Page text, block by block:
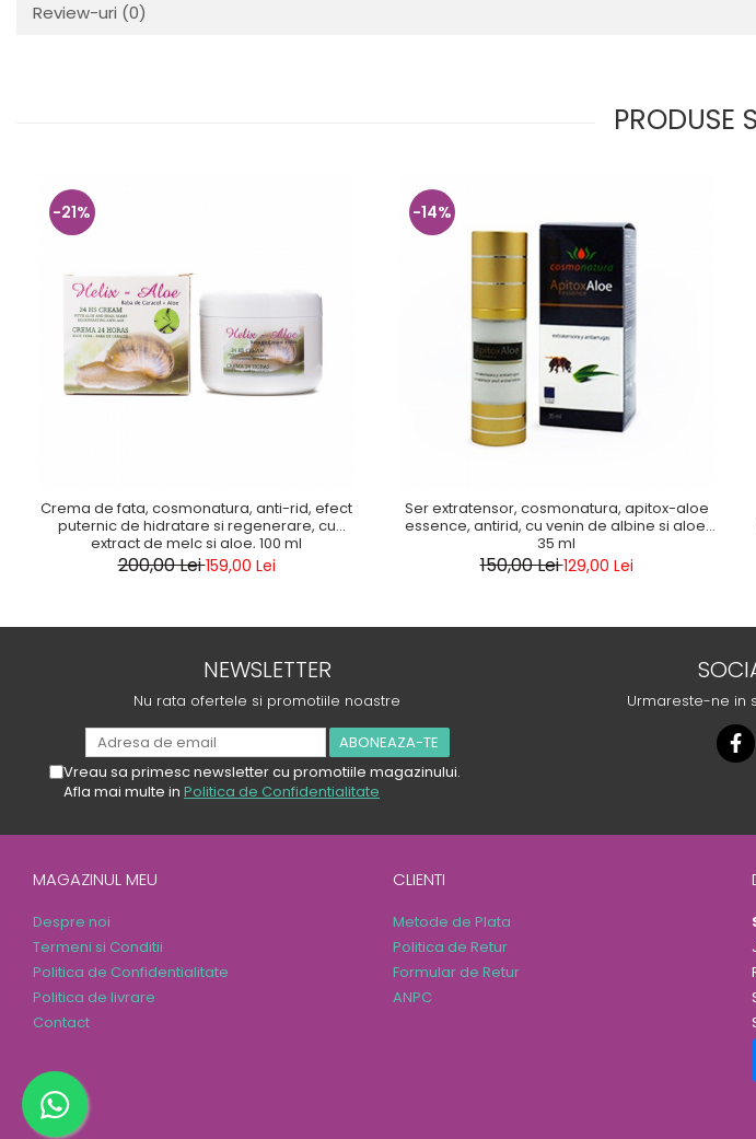
Review-uri (0)
PRODUSE
-21%
Crema de fata, cosmonatura, anti-rid, efect
puternic de hidratare si regenerare, cu
extract de melc si aloe, 100 ml
200,00 Lei159,00 Lei
-14%
Ser extratensor, cosmonatura, apitox-aloe
essence, antirid, cu venin de albine si aloe,
35 ml
150,00 Lei129,00 Lei
NEWSLETTER
Nu rata ofertele si promotiile noastre
Vreau sa primesc newsletter cu promotiile magazinului.
Afla mai multe in Politica de Confidentialitate
Urmareste-ne in
MAGAZINUL MEU
Despre noi
Termeni si Conditii
Politica de Confidentialitate
Politica de livrare
Contact
CLIENTI
Metode de Plata
Politica de Retur
Formular de Retur
ANPC